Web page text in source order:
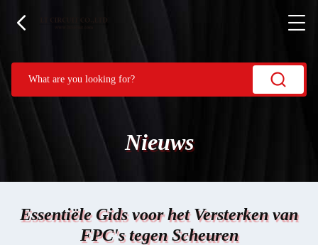
Nieuws
Essentiële Gids voor het Versterken van
FPC's tegen Scheuren